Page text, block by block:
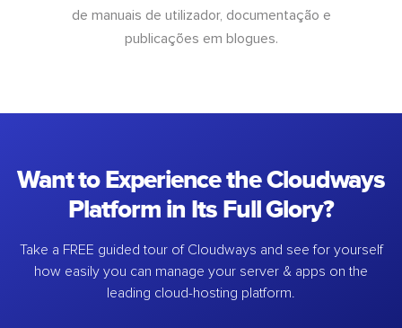
de manuais de utilizador, documentação e
publicações em blogues.
Want to Experience the Cloudways
Platform in Its Full Glory?
Take a FREE guided tour of Cloudways and see for yourself
how easily you can manage your server & apps on the
leading cloud-hosting platform.